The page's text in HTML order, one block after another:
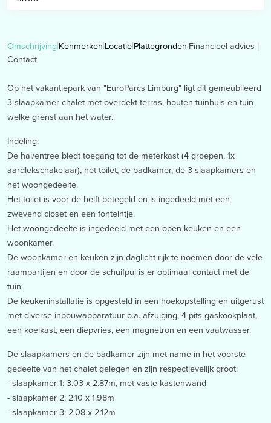
OmschrijvingKenmerken LocatiePlattegronden Financieel advies
Contact
Op het vakantiepark van "EuroParcs Limburg" ligt dit gemeubileerd
3-slaapkamer chalet met overdekt terras, houten tuinhuis en tuin
welke grenst aan het water.
Indeling:
De hal/entree biedt toegang tot de meterkast (4 groepen, 1x
aardlekschakelaar), het toilet, de badkamer, de 3 slaapkamers en
het woongedeelte.
Het toilet is voor de helft betegeld en is ingedeeld met een
zwevend closet en een fonteintje.
Het woongedeelte is ingedeeld met een open keuken en een
woonkamer.
De woonkamer en keuken zijn daglicht-rijk te noemen door de vele
raampartijen en door de schuifpui is er optimaal contact met de
tuin.
De keukeninstallatie is opgesteld in een hoekopstelling en uitgerust
met diverse inbouwapparatuur o.a. afzuiging, 4-pits-gaskookplaat,
een koelkast, een diepvries, een magnetron en een vaatwasser.
De slaapkamers en de badkamer zijn met name in het voorste
gedeelte van het chalet gelegen en zijn respectievelijk groot:
- slaapkamer 1: 3.03 x 2.87m, met vaste kastenwand
- slaapkamer 2: 2.10 x 1.98m
- slaapkamer 3: 2.08 x 2.12m